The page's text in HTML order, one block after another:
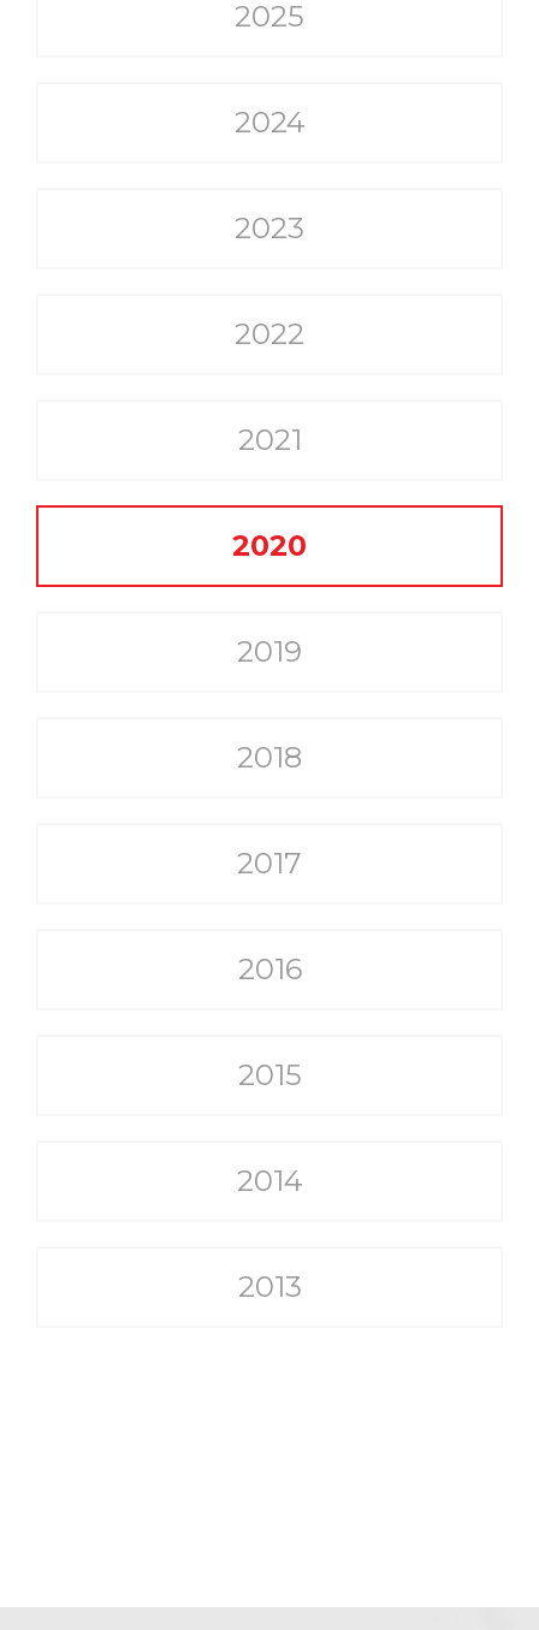
2025
2024
2023
2022
2021
2020
2019
2018
2017
2016
2015
2014
2013